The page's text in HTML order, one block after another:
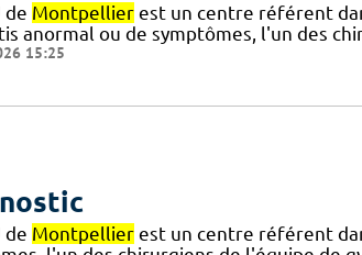
de Montpellierest un centre référent
anormal ou de symptômes, l'un des
15:25
de Montpellierest un centre référent